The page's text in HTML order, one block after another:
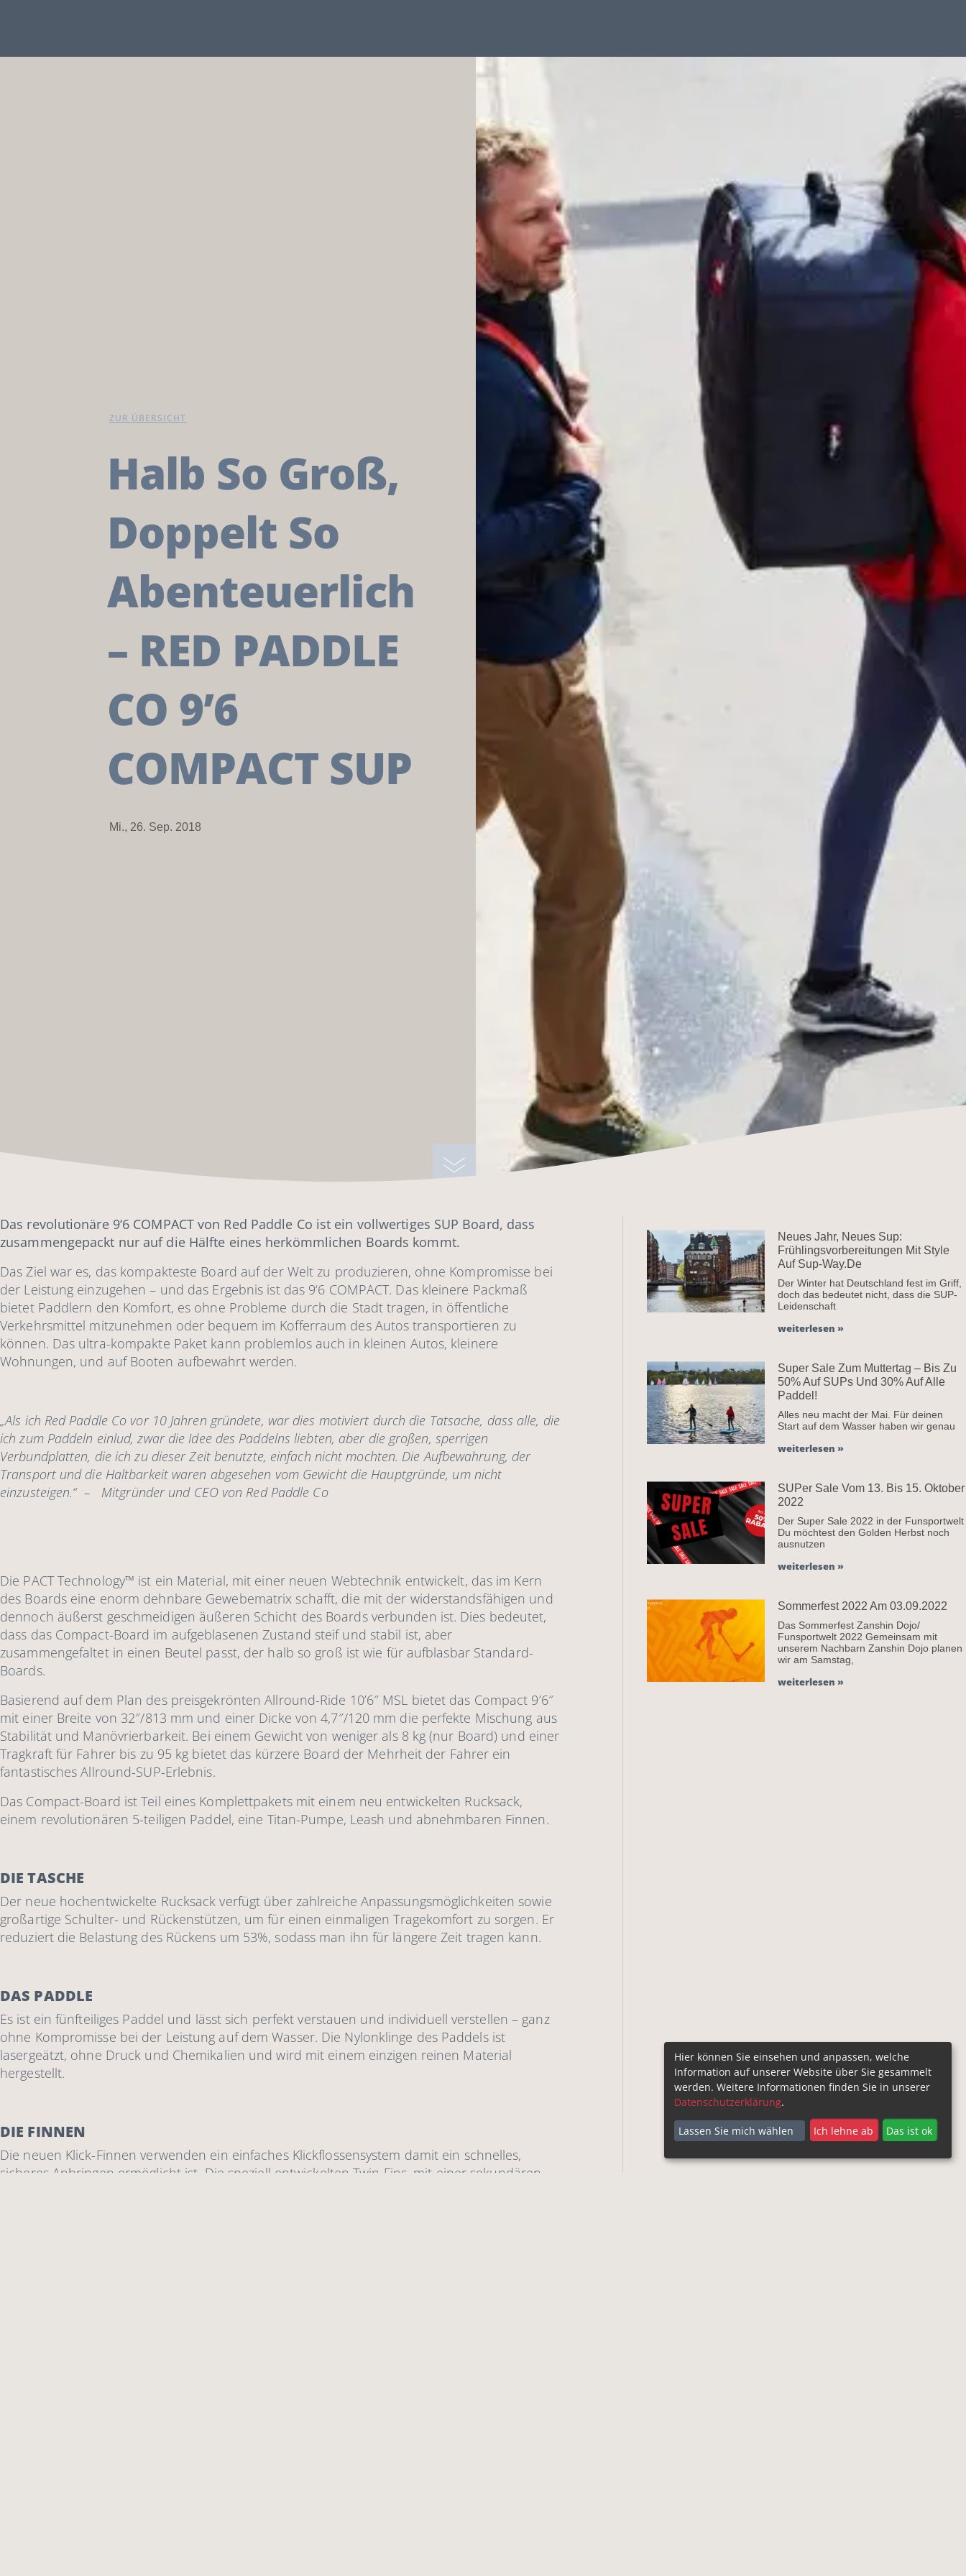
ZUR ÜBERSICHT
Halb So Groß,
Doppelt So
Abenteuerlich
– RED PADDLE
CO 9’6
COMPACT SUP
Mi., 26. Sep. 2018
Das revolutionäre 9‘6 COMPACT von Red Paddle Co ist ein vollwertiges SUP Board, dass
zusammengepackt nur auf die Hälfte eines herkömmlichen Boards kommt.
Das Ziel war es, das kompakteste Board auf der Welt zu produzieren, ohne Kompromisse bei
der Leistung einzugehen – und das Ergebnis ist das 9‘6 COMPACT. Das kleinere Packmaß
bietet Paddlern den Komfort, es ohne Probleme durch die Stadt tragen, in öffentliche
Verkehrsmittel mitzunehmen oder bequem im Kofferraum des Autos transportieren zu
können. Das ultra-kompakte Paket kann problemlos auch in kleinen Autos, kleinere
Wohnungen, und auf Booten aufbewahrt werden.
„Als ich Red Paddle Co vor 10 Jahren gründete, war dies motiviert durch die Tatsache, dass alle, die
ich zum Paddeln einlud, zwar die Idee des Paddelns liebten, aber die großen, sperrigen
Verbundplatten, die ich zu dieser Zeit benutzte, einfach nicht mochten. Die Aufbewahrung, der
Transport und die Haltbarkeit waren abgesehen vom Gewicht die Hauptgründe, um nicht
einzusteigen.“ – Mitgründer und CEO von Red Paddle Co
Die PACT Technology™ ist ein Material, mit einer neuen Webtechnik entwickelt, das im Kern
des Boards eine enorm dehnbare Gewebematrix schafft, die mit der widerstandsfähigen und
dennoch äußerst geschmeidigen äußeren Schicht des Boards verbunden ist. Dies bedeutet,
dass das Compact-Board im aufgeblasenen Zustand steif und stabil ist, aber
zusammengefaltet in einen Beutel passt, der halb so groß ist wie für aufblasbar Standard-
Boards.
Basierend auf dem Plan des preisgekrönten Allround-Ride 10’6″ MSL bietet das Compact 9’6″
mit einer Breite von 32″/813 mm und einer Dicke von 4,7″/120 mm die perfekte Mischung aus
Stabilität und Manövrierbarkeit. Bei einem Gewicht von weniger als 8 kg (nur Board) und einer
Tragkraft für Fahrer bis zu 95 kg bietet das kürzere Board der Mehrheit der Fahrer ein
fantastisches Allround-SUP-Erlebnis.
Das Compact-Board ist Teil eines Komplettpakets mit einem neu entwickelten Rucksack,
einem revolutionären 5-teiligen Paddel, eine Titan-Pumpe, Leash und abnehmbaren Finnen.
DIE TASCHE
Der neue hochentwickelte Rucksack verfügt über zahlreiche Anpassungsmöglichkeiten sowie
großartige Schulter- und Rückenstützen, um für einen einmaligen Tragekomfort zu sorgen. Er
reduziert die Belastung des Rückens um 53%, sodass man ihn für längere Zeit tragen kann.
DAS PADDLE
Es ist ein fünfteiliges Paddel und lässt sich perfekt verstauen und individuell verstellen – ganz
ohne Kompromisse bei der Leistung auf dem Wasser. Die Nylonklinge des Paddels ist
lasergeätzt, ohne Druck und Chemikalien und wird mit einem einzigen reinen Material
hergestellt.
DIE FINNEN
Die neuen Klick-Finnen verwenden ein einfaches Klickflossensystem damit ein schnelles,
sicheres Anbringen ermöglicht ist. Die speziell entwickelten Twin Fins, mit einer sekundären
Neues Jahr, Neues Sup:
Frühlingsvorbereitungen Mit Style
Auf Sup-Way.de
Der Winter hat Deutschland fest im Griff,
doch das bedeutet nicht, dass die SUP-
Leidenschaft
weiterlesen »
Super Sale Zum Muttertag – Bis Zu
50% Auf SUPs Und 30% Auf Alle
Paddel!
Alles neu macht der Mai. Für deinen
Start auf dem Wasser haben wir genau
weiterlesen »
SUPer Sale Vom 13. Bis 15. Oktober
2022
Der Super Sale 2022 in der Funsportwelt
Du möchtest den Golden Herbst noch
ausnutzen
weiterlesen »
Sommerfest 2022 Am 03.09.2022
Das Sommerfest Zanshin Dojo/
Funsportwelt 2022 Gemeinsam mit
unserem Nachbarn Zanshin Dojo planen
wir am Samstag,
weiterlesen »
Hier können Sie einsehen und anpassen, welche
Information auf unserer Website über Sie gesammelt
werden. Weitere Informationen finden Sie in unserer
Datenschutzerklärung.
Lassen Sie mich wählen Ich lehne ab Das ist ok